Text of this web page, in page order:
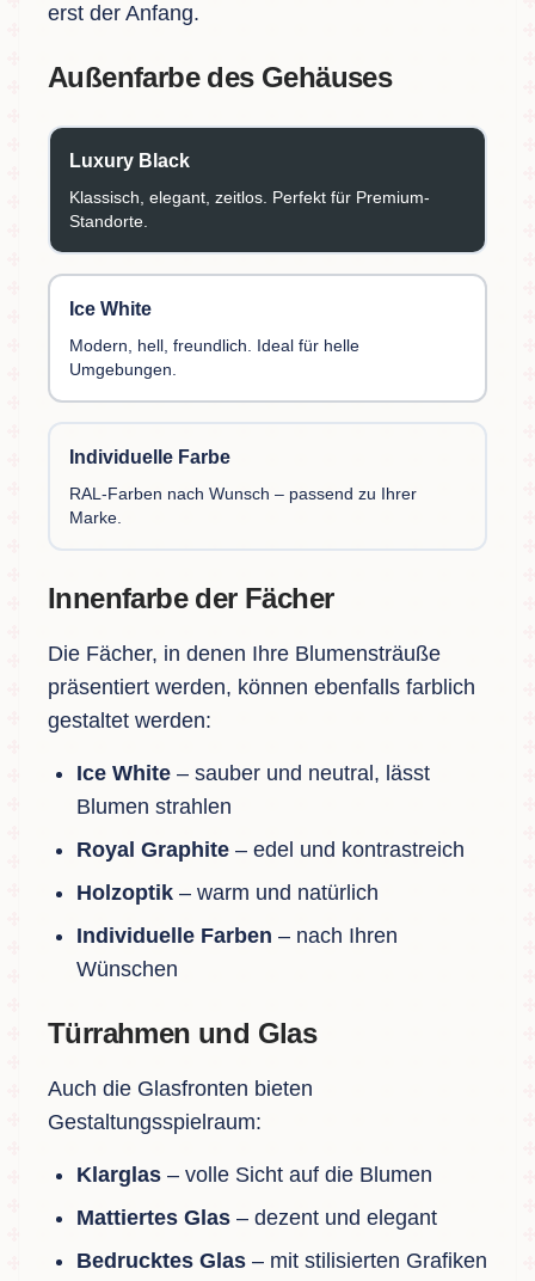
erst der Anfang.
Außenfarbe des Gehäuses
Luxury Black
Klassisch, elegant, zeitlos. Perfekt für Premium-
Standorte.
Ice White
Modern, hell, freundlich. Ideal für helle
Umgebungen.
Individuelle Farbe
RAL-Farben nach Wunsch – passend zu Ihrer
Marke.
Innenfarbe der Fächer
Die Fächer, in denen Ihre Blumensträuße
präsentiert werden, können ebenfalls farblich
gestaltet werden:
Ice White – sauber und neutral, lässt
Blumen strahlen
Royal Graphite – edel und kontrastreich
Holzoptik – warm und natürlich
Individuelle Farben – nach Ihren
Wünschen
Türrahmen und Glas
Auch die Glasfronten bieten
Gestaltungsspielraum:
Klarglas – volle Sicht auf die Blumen
Mattiertes Glas – dezent und elegant
Bedrucktes Glas – mit stilisierten Grafiken